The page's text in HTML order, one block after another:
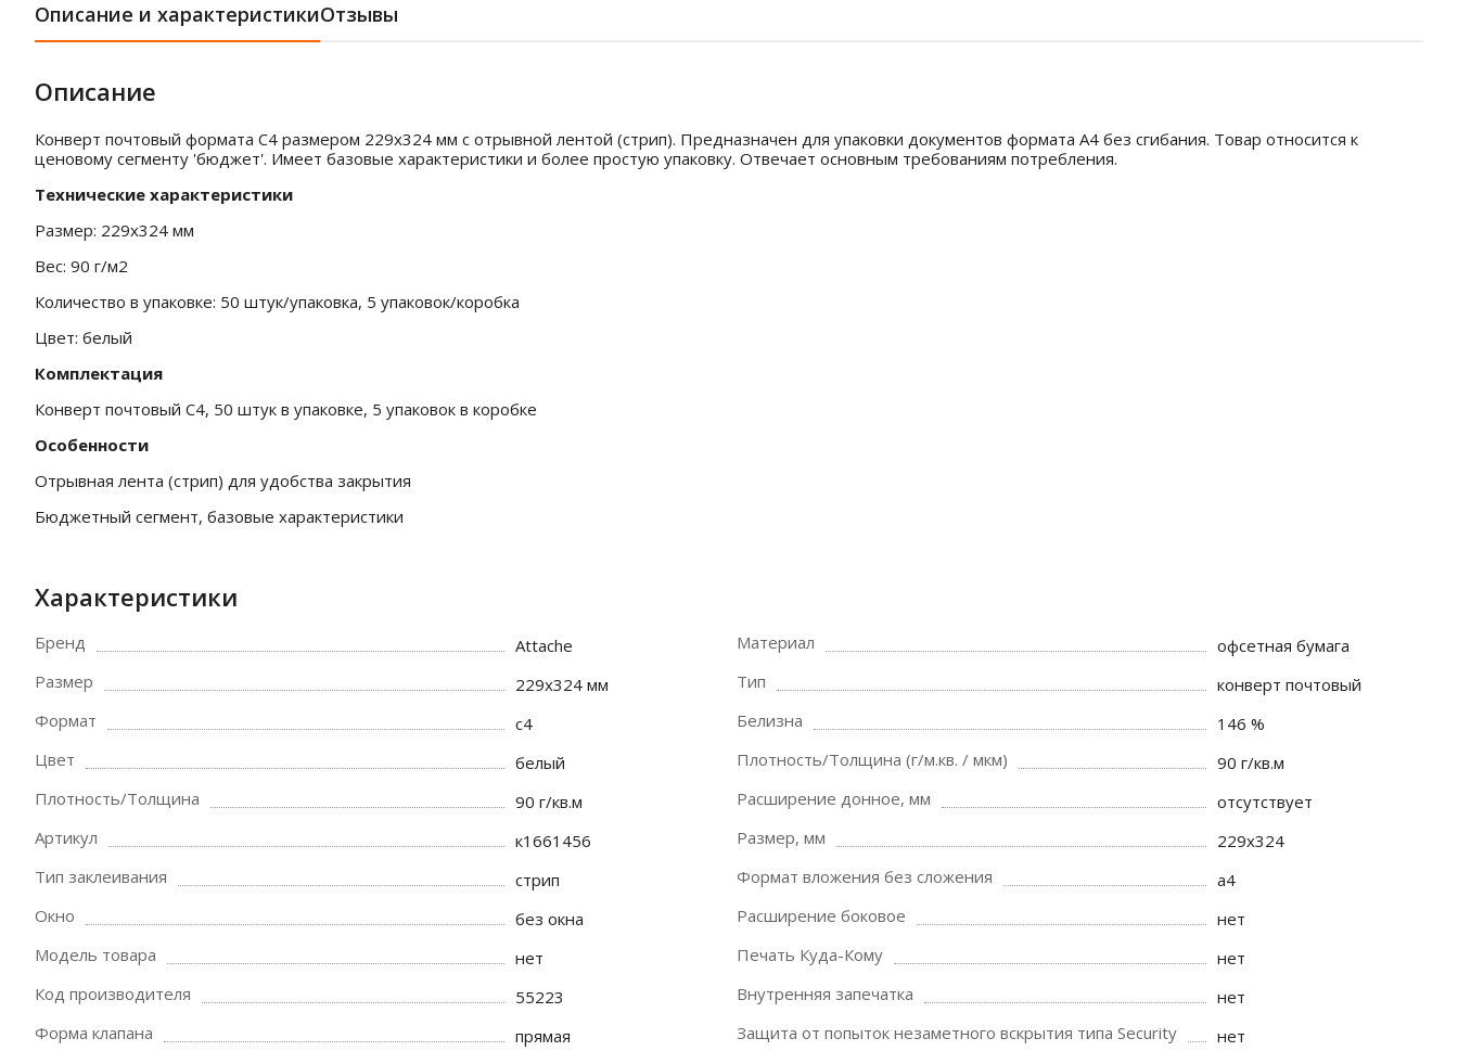
Описание и характеристикиОтзывы
Описание
Конверт почтовый формата C4 размером 229x324 мм с отрывной лентой (стрип). Предназначен для упаковки документов формата А4 без сгибания. Товар относится к
ценовому сегменту 'бюджет'. Имеет базовые характеристики и более простую упаковку. Отвечает основным требованиям потребления.
Технические характеристики
Размер: 229x324 мм
Вес: 90 г/м2
Количество в упаковке: 50 штук/упаковка, 5 упаковок/коробка
Цвет: белый
Комплектация
Конверт почтовый C4, 50 штук в упаковке, 5 упаковок в коробке
Особенности
Отрывная лента (стрип) для удобства закрытия
Бюджетный сегмент, базовые характеристики
Характеристики
Бренд
Attache
Размер
229х324 мм
Формат
c4
Цвет
белый
Плотность/Толщина
90 г/кв.м
Артикул
к1661456
Тип заклеивания
стрип
Окно
без окна
Модель товара
нет
Код производителя
55223
Форма клапана
прямая
Материал
офсетная бумага
Тип
конверт почтовый
Белизна
146 %
Плотность/Толщина (г/м.кв. / мкм)
90 г/кв.м
Расширение донное, мм
отсутствует
Размер, мм
229x324
Формат вложения без сложения
a4
Расширение боковое
нет
Печать Куда-Кому
нет
Внутренняя запечатка
нет
Защита от попыток незаметного вскрытия типа Security
нет